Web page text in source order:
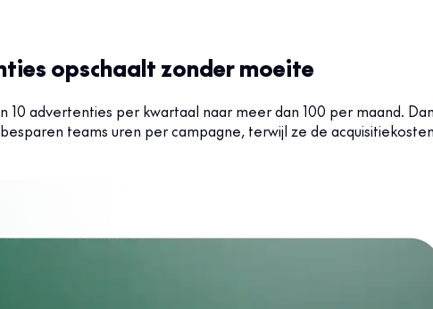
opschaalt zonder moeite
advertenties per kwartaal naar meer dan 100 per maand.
teams uren per campagne, terwijl ze de